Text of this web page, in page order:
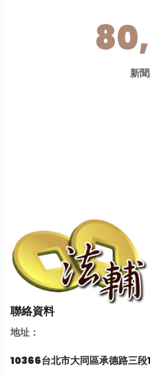
新
聯絡資料
地址：
10366台北市大同區承德路三